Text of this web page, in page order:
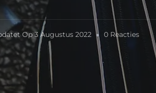
Op3 Augustus 2022 0 ReactiesOp
Wat